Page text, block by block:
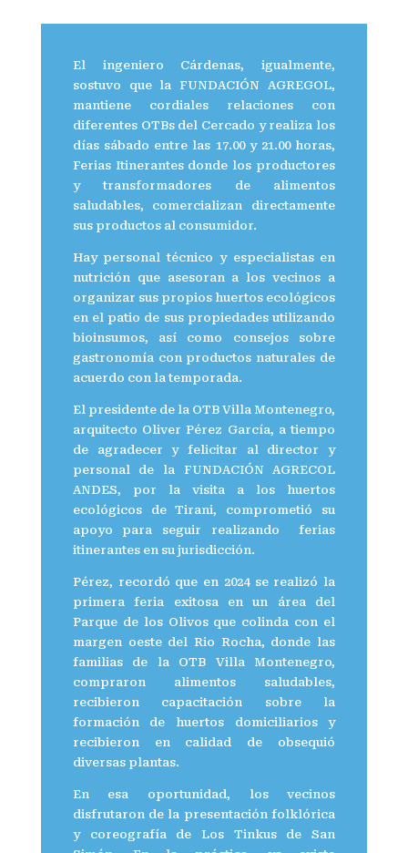
El ingeniero Cárdenas, igualmente,
sostuvo que la FUNDACIÓN AGREGOL,
mantiene cordiales relaciones con
diferentes OTBs del Cercado y realiza los
días sábado entre las 17.00 y 21.00 horas,
Ferias Itinerantes donde los productores
y transformadores de alimentos
saludables, comercializan directamente
sus productos al consumidor.
Hay personal técnico y especialistas en
nutrición que asesoran a los vecinos a
organizar sus propios huertos ecológicos
en el patio de sus propiedades utilizando
bioinsumos, así como consejos sobre
gastronomía con productos naturales de
acuerdo con la temporada.
El presidente de la OTB Villa Montenegro,
arquitecto Oliver Pérez García, a tiempo
de agradecer y felicitar al director y
personal de la FUNDACIÓN AGRECOL
ANDES, por la visita a los huertos
ecológicos de Tirani, comprometió su
apoyo para seguir realizando ferias
itinerantes en su jurisdicción.
Pérez, recordó que en 2024 se realizó la
primera feria exitosa en un área del
Parque de los Olivos que colinda con el
margen oeste del Rio Rocha, donde las
familias de la OTB Villa Montenegro,
compraron alimentos saludables,
recibieron capacitación sobre la
formación de huertos domiciliarios y
recibieron en calidad de obsequió
diversas plantas.
En esa oportunidad, los vecinos
disfrutaron de la presentación folklórica
y coreografía de Los Tinkus de San